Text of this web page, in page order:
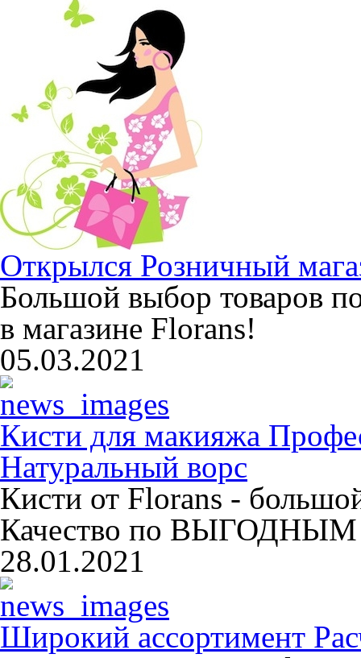
Открылся Розничный
Большой выбор товаров
в магазине Florans!
05.03.2021
Кисти для макияжа
Натуральный ворс
Кисти от Florans -
Качество по ВЫГОДНЫМ
28.01.2021
Широкий ассортимент